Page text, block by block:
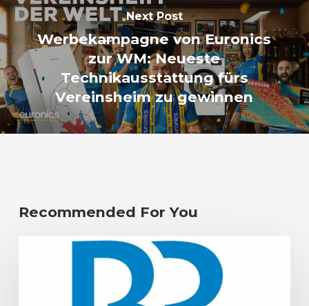
Next Post
Werbekampagne von Euronics
zur WM: Neueste
Technikausstattung fürs
Vereinsheim zu gewinnen
Recommended For You